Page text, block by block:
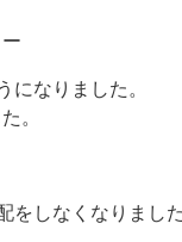
なりました。
。
しなくなりました